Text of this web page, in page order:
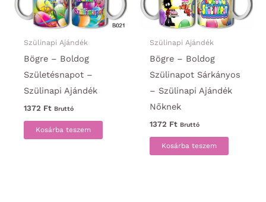
Szülinapi Ajándék
Bögre – Boldog
Születésnapot –
Szülinapi Ajándék
1372 Ft Bruttó
Kosárba teszem
Szülinapi Ajándék
Bögre – Boldog
Szülinapot Sárkányos
– Szülinapi Ajándék
Nőknek
1372 Ft Bruttó
Kosárba teszem